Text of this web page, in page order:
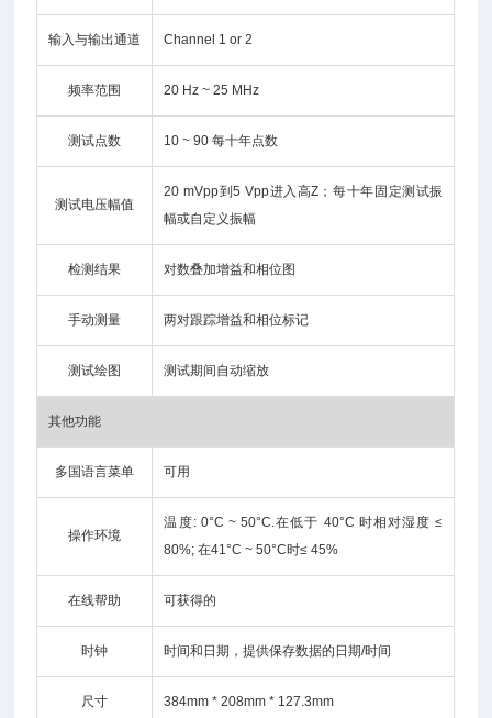
输入与输出通道 Channel 1 or 2
频率范围 20 Hz ~ 25 MHz
测试点数 10 ~ 90 每十年点数
测试电压幅值
20 mVpp到5 Vpp进入高Z；每十年固定测试振
幅或自定义振幅
检测结果 对数叠加增益和相位图
手动测量 两对跟踪增益和相位标记
测试绘图 测试期间自动缩放
其他功能
多国语言菜单 可用
操作环境
温度: 0°C ~ 50°C.在低于 40°C 时相对湿度 ≤
80%; 在41°C ~ 50°C时≤ 45%
在线帮助 可获得的
时钟 时间和日期，提供保存数据的日期/时间
尺寸 384mm * 208mm * 127.3mm